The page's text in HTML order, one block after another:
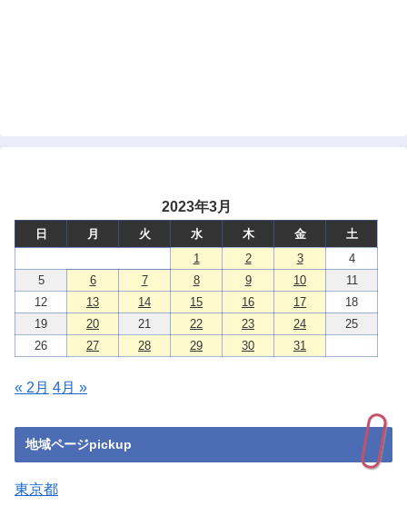
2023年3月
日 月 火 水 木 金
土
1
2 3
4
5
6 7 8 9 10
11
12
13 14 15 16 17
18
19
20 21 22 23 24
25
26
27 28 29 30 31
« 2月 4月 »
地域ページpickup
東京都